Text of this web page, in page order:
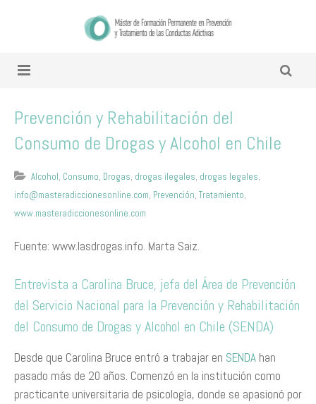
Prevención y Rehabilitación del
Consumo de Drogas y Alcohol en Chile
Alcohol, Consumo, Drogas, drogas ilegales, drogas legales,
info@masteradiccionesonline.com, Prevención, Tratamiento,
www.masteradiccionesonline.com
Fuente: www.lasdrogas.info. Marta Saiz.
Entrevista a Carolina Bruce, jefa del Área de Prevención
del Servicio Nacional para la Prevención y Rehabilitación
del Consumo de Drogas y Alcohol en Chile (SENDA)
Desde que Carolina Bruce entró a trabajar en SENDA han
pasado más de 20 años. Comenzó en la institución como
practicante universitaria de psicología, donde se apasionó por